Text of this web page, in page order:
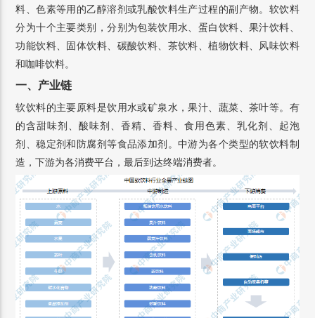
料、色素等用的乙醇溶剂或乳酸饮料生产过程的副产物。软饮料
分为十个主要类别，分别为包装饮用水、蛋白饮料、果汁饮料、
功能饮料、固体饮料、碳酸饮料、茶饮料、植物饮料、风味饮料
和咖啡饮料。
一、产业链
软饮料的主要原料是饮用水或矿泉水，果汁、蔬菜、茶叶等。有
的含甜味剂、酸味剂、香精、香料、食用色素、乳化剂、起泡
剂、稳定剂和防腐剂等食品添加剂。中游为各个类型的软饮料制
造，下游为各消费平台，最后到达终端消费者。